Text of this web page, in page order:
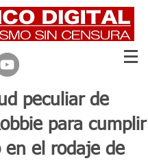
peculiar de
para cumplir
en el rodaje de